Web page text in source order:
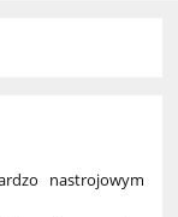
nastrojowym